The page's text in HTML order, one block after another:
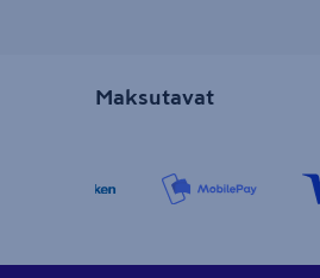
Maksutavat